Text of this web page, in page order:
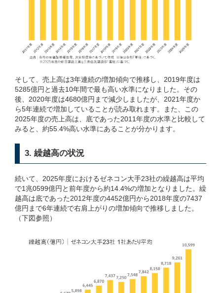
そして、売上高は3年連続の増加傾向で推移し、2019年度は
5285億円と過去10年間で最も高い水準になりました。その
後、2020年度は4680億円まで減少しましたが、2021年度か
ら5年連続で増加していることが読み取れます。また、この
2025年度の売上高は、底であった2011年度の水準と比較して
みると、約55.4%高い水準にあることが分かります。
3. 繰越高の状況
続いて、2025年度におけるゼネコン大手23社の繰越高は平均
で1兆0599億円と前年度から約14.4%の増加となりました。繰
越高は底であった2012年度の4452億円から2018年度の7437
億円まで6年連続で右肩上がりの増加傾向で推移しました。
（下図参照）